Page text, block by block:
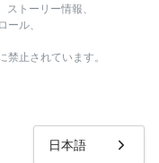
日本語
トーリー情報、
ール、
禁止されています。